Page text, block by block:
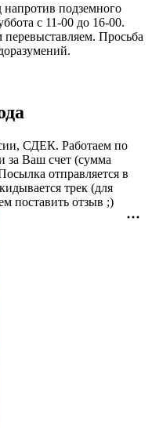
напротив подземного
с 11-00 до 16-00.
Просьба
СДЕК. Работаем по
за Ваш счет (сумма
отправляется в
трек (для
поставить отзыв ;)